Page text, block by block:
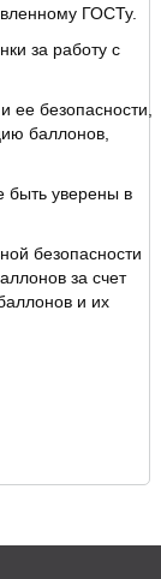
ГОСТу.
за работу с
ее безопасности,
баллонов,
быть уверены в
безопасности
за счет
и их